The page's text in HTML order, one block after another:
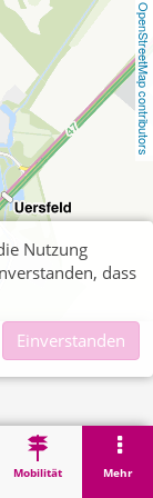
OpenStreetMap contributors
Mobilität Mehr
Nutzung
dass
Einverstanden